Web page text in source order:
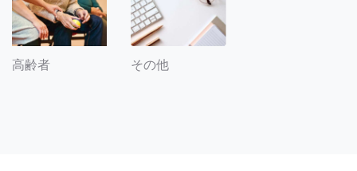
高齢者 その他